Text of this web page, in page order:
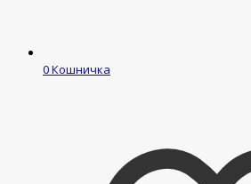
0Кошничка